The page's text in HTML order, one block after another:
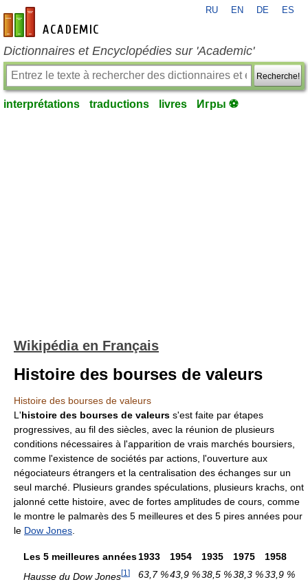
fr-academic.com
RU EN DE ES
Dictionnaires et Encyclopédies sur 'Academic'
Recherche!
interprétations traductions livres Игры ⚽
Wikipédia en Français
Histoire des bourses de valeurs
Histoire des bourses de valeurs
L'histoire des bourses de valeurs s'est faite par étapes
progressives, au fil des siècles, avec la réunion de plusieurs
conditions nécessaires à l'apparition de vrais marchés boursiers,
comme l'existence de sociétés par actions, l'ouverture aux
négociateurs étrangers et la centralisation des échanges sur un
seul marché. Plusieurs grandes spéculations, plusieurs krachs, ont
jalonné cette histoire, avec de fortes amplitudes de cours, comme
le montre le palmarès des 5 meilleures et des 5 pires années pour
le Dow Jones
Les 5 meilleures années1933 1954 1935 1975
1958
Hausse du Dow Jones[1 ] 63,7 %43,9 %38,5 %38,3 %33,9 %